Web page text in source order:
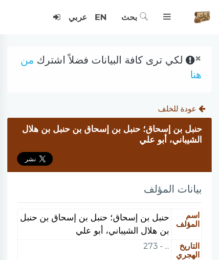
بحث EN عربي
× لكي ترى كافة البيانات فضلاً اشترك من
هنا
عودة للخلف
حنبل بن إسحاق؛ حنبل بن إسحاق بن حنبل بن هلال
الشيباني، أبو علي
بيانات المؤلف
اسم
المؤلف
حنبل بن إسحاق؛ حنبل بن إسحاق بن حنبل
بن هلال الشيباني، أبو علي
التاريخ
الهجري
... - 273